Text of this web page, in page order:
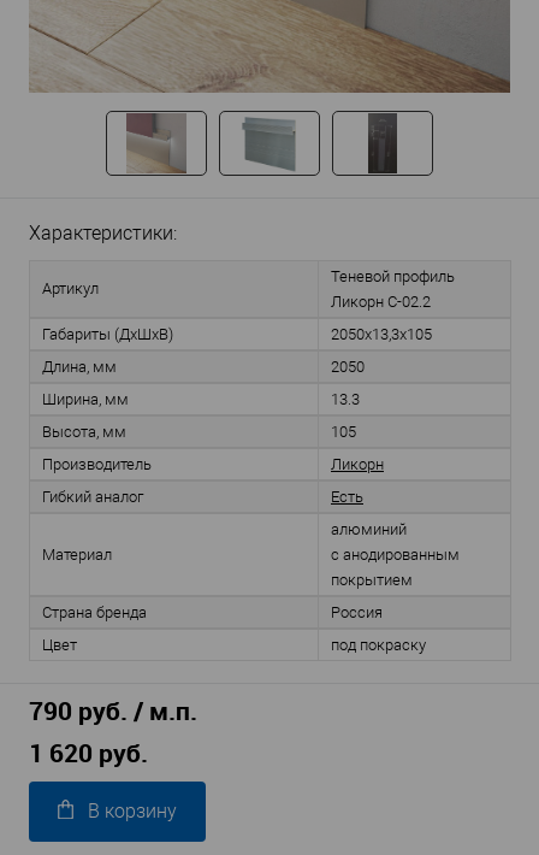
Характеристики:
Артикул
Теневой профиль
Ликорн С-02.2
Габариты (ДхШхВ)
2050х13,3х105
Длина, мм
2050
Ширина, мм
13.3
Высота, мм
105
Производитель
Ликорн
Гибкий аналог
Есть
Материал
алюминий
с анодированным
покрытием
Страна бренда
Россия
Цвет
под покраску
790 руб. / м.п.
1 620 руб.
В корзину